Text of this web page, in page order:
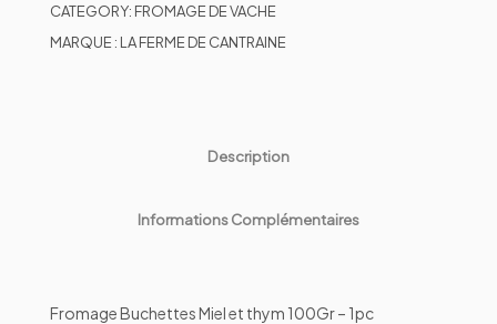
CATEGORY: FROMAGE DE VACHE
MARQUE : LA FERME DE CANTRAINE
Description
Informations Complémentaires
Fromage Buchettes Miel et thym 100Gr – 1pc